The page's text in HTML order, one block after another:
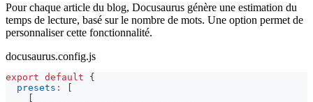
Pour chaque article du blog, Docusaurus génère une estimation du
temps de lecture, basé sur le nombre de mots. Une option permet de
personnaliser cette fonctionnalité.
docusaurus.config.js
export default
{
presets :